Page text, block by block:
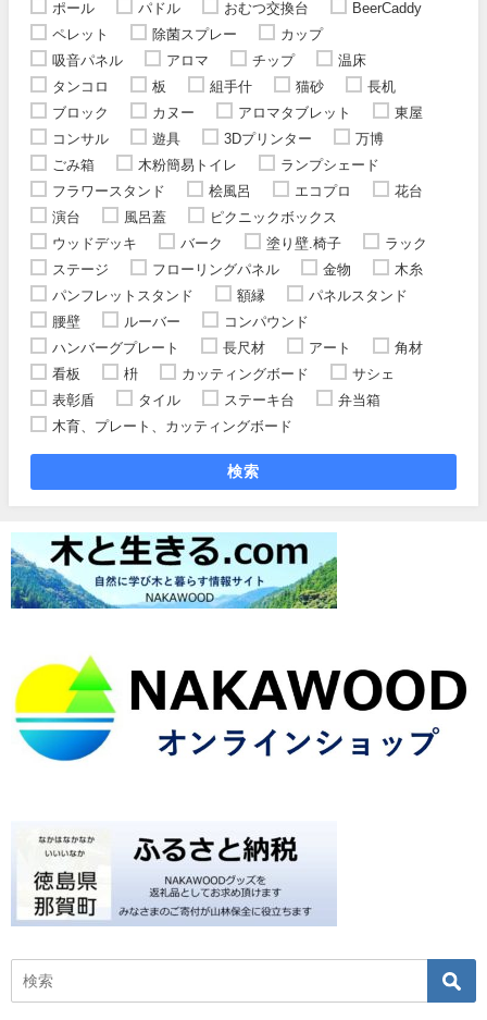
ポール
パドル おむつ交換台
BeerCaddy
ペレット
除菌スプレー
カップ
吸音パネル
アロマ チップ
温床
タンコロ
板 組手什 猫砂
長机
ブロック
カヌー アロマタブレット
東屋
コンサル
遊具 3Dプリンター
万博
ごみ箱
木粉簡易トイレ
ランプシェード
フラワースタンド
桧風呂 エコプロ
花台
演台
風呂蓋
ピクニックボックス
ウッドデッキ
バーク 塗り壁.椅子
ラック
ステージ
フローリングパネル 金物
木糸
パンフレットスタンド
額縁
パネルスタンド
腰壁
ルーバー
コンパウンド
ハンバーグプレート
長尺材 アート
角材
看板
枡 カッティングボード
サシェ
表彰盾
タイル ステーキ台
弁当箱
木育、プレート、カッティングボード
検索